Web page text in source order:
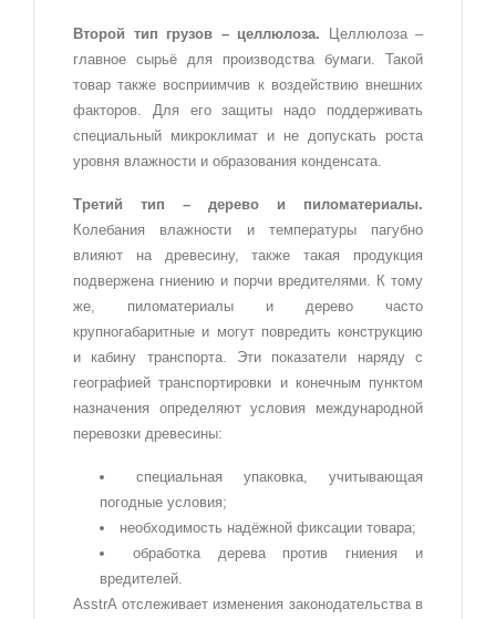
Второй тип грузов – целлюлоза. Целлюлоза –
главное сырьё для производства бумаги. Такой
товар также восприимчив к воздействию внешних
факторов. Для его защиты надо поддерживать
специальный микроклимат и не допускать роста
уровня влажности и образования конденсата.
Третий тип – дерево и пиломатериалы.
Колебания влажности и температуры пагубно
влияют на древесину, также такая продукция
подвержена гниению и порчи вредителями. К тому
же, пиломатериалы и дерево часто
крупногабаритные и могут повредить конструкцию
и кабину транспорта. Эти показатели наряду с
географией транспортировки и конечным пунктом
назначения определяют условия международной
перевозки древесины:
специальная упаковка, учитывающая
погодные условия;
необходимость надёжной фиксации товара;
обработка дерева против гниения и
вредителей.
AsstrA отслеживает изменения законодательства в